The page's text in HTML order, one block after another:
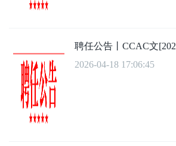
聘任公告丨CCAC文
2026-04-18 17:06:45